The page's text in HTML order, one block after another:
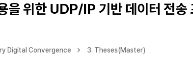
위한 UDP/IP 기반 데이터 전송
Digital Convergence 3. Theses(Master)